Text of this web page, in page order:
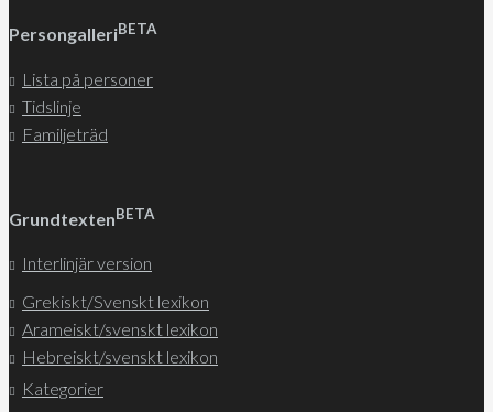
PersongalleriBETA
Lista på personer
Tidslinje
Familjeträd
GrundtextenBETA
Interlinjär version
Grekiskt/Svenskt lexikon
Arameiskt/svenskt lexikon
Hebreiskt/svenskt lexikon
Kategorier